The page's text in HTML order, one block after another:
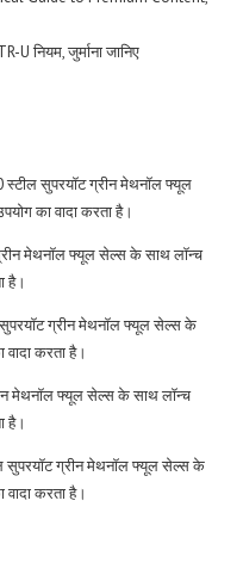
नियम, जुर्माना जानिए
स्टील सुपरयॉट ग्रीन मेथनॉल फ्यूल
का वादा करता है।
मेथनॉल फ्यूल सेल्स के साथ लॉन्च
है।
ग्रीन मेथनॉल फ्यूल सेल्स के
करता है।
मेथनॉल फ्यूल सेल्स के साथ लॉन्च
है।
सुपरयॉट ग्रीन मेथनॉल फ्यूल सेल्स के
करता है।